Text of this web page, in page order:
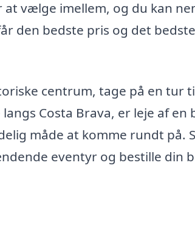
vælge imellem, og du kan
den bedste pris og det bedste
centrum, tage på en tur
Costa Brava, er leje af en
måde at komme rundt på.
eventyr og bestille din